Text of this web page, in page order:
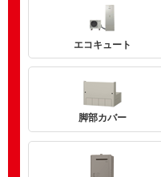
エコキュート
脚部カバー